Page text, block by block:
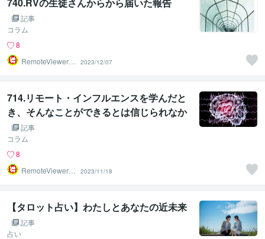
記事
コラム
8
RemoteViewer導
2023/12/07
714.リモート・インフルエンスを学んだと
き、そんなことができるとは信じられなか
った。
記事
コラム
8
RemoteViewer導
2023/11/18
【タロット占い】わたしとあなたの近未来
記事
占い